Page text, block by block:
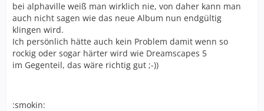
bei alphaville weiß man wirklich nie, von daher kann man
auch nicht sagen wie das neue Album nun endgültig
klingen wird.
Ich persönlich hätte auch kein Problem damit wenn so
rockig oder sogar härter wird wie Dreamscapes 5
im Gegenteil, das wäre richtig gut ;-))
:smokin: